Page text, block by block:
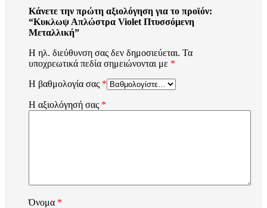
Κάνετε την πρώτη αξιολόγηση για το προϊόν:
“Κυκλωψ Απλώστρα Violet Πτυσσόμενη
Μεταλλική”
Η ηλ. διεύθυνση σας δεν δημοσιεύεται. Τα
υποχρεωτικά πεδία σημειώνονται με *
Η βαθμολογία σας *
Η αξιολόγησή σας *
Όνομα *